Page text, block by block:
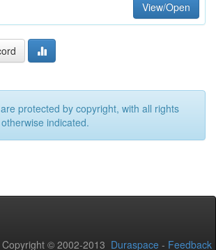
View/Open
protected by copyright, with all rights
indicated.
Copyright © 2002-2013 Duraspace - Feedback